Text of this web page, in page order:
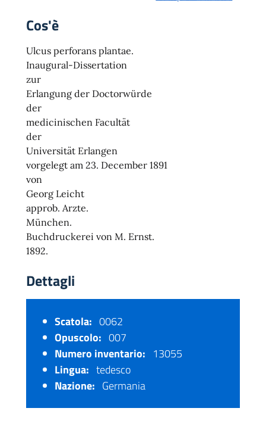
Cos'è
Ulcus perforans plantae.
Inaugural-Dissertation
zur
Erlangung der Doctorwürde
der
medicinischen Facultät
der
Universität Erlangen
vorgelegt am 23. December 1891
von
Georg Leicht
approb. Arzte.
München.
Buchdruckerei von M. Ernst.
1892.
Dettagli
Scatola: 0062
Opuscolo: 007
Numero inventario: 13055
Lingua: tedesco
Nazione: Germania